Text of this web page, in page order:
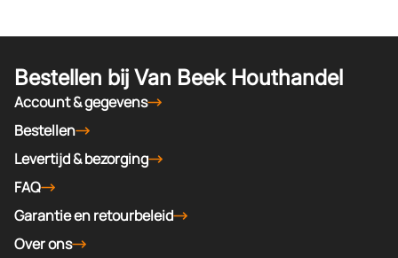
Bestellen bij Van Beek Houthandel
Account & gegevens
Bestellen
Levertijd & bezorging
FAQ
Garantie en retourbeleid
Over ons